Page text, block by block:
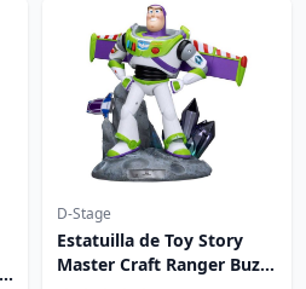
D-Stage
Estatuilla de Toy Story
Master Craft Ranger Buzz